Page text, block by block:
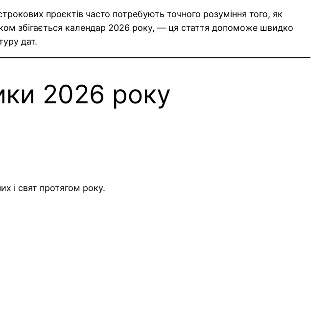
проєктів часто потребують точного розуміння того, як
збігається календар 2026 року, — ця стаття допоможе швидко
дат.
2026 року
і свят протягом року.